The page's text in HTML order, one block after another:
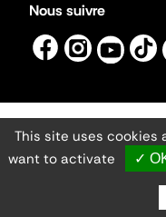
Nous suivre
- Cité de
This site uses cookies
want to activate
✓